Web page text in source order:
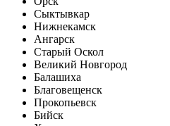
Сыктывкар
Нижнекамск
Ангарск
Старый Оскол
Великий Новгород
Балашиха
Благовещенск
Прокопьевск
Бийск